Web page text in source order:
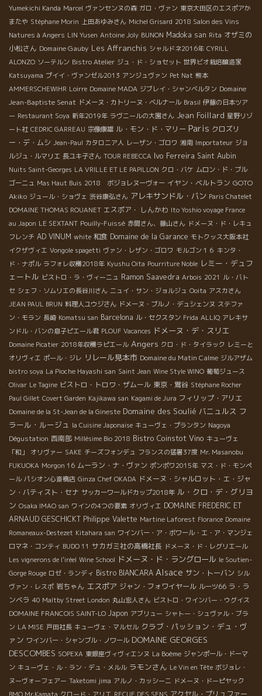
Yumekichi Kanda Marcel ヴァンセンヌの森 ガロ・ヴァン 東京大田区のエスポアか
またや Stéphane Morin 上田あゆみさん Michel Grisard 2018 Salon des Vins
Natures à Angers LIN Yusen Antoine Joly BUNON Madoka san Rita オザミの
小松さん Domaine Gauby Les Affranchis シャルドネ2016年 CYRILL
ALONZO ソーテルン Bistro Atelier ジュ・ド・ショセット 世界ビオ栽培醸造家
Katsuyama プイイ・ヴァンゼル2013 アンジュヴァン Pet Nat 熊本
AMMERSCHEWIHR Loirre Domaine MADA ジブレイ・シャンベルタン Domaine
Jean-Baptiste Senat ドメーヌ・カトリーヌ・ベルナール Brasil 伊藤の日本ツア
ー Restaurant Soya 新年2019年 ラヴニールの大園さん Jean Foillard 星野リゾ
ート社 CEDRIC GARREAU 宗像康雄 ル・モン・ド・マリー Paris クロズリ
ー・デ・ムシ Jean-Paul カタロニア人 レーザン・ゴロワ 湘南 Importateur ジョ
ルジュ・ルマリエ 長ユキ子さん TOUR REBECCA Ivo Ferreira Saint Aubin
Nuits Saint-Georges LA VRILLE ET LE PAPILLON クロ・バケ ムロン・ド・ブル
ゴーニュ Mas Haut Buis 2018 ボジョレヌーヴォー イヤン・ベルトラン GOTO
Akiko ジュール・ショヴェ 渋谷康弘さん アレキサンドル・バン Paris Chatelet
DOMAINE THOMAS ROUANET エスポア・ しんかわ Ito Yoshio voyage France
au Japon LE SEXTANT Pouilly-Fuissé 赤間さん、藤山さん ドメーヌ・ド・レキュ
フレンチ AD VINUM white 和食 Domaine de la Garance モトクッス大阪本社
イクザヴィエ Vongole spagetti ヴァン・レザン・ゴロワ モルゴン１６ キンタ・
ド・ナポル ラフォレ収穫2018年 Kyushu Oita Pourriture Noble レミー・デュフ
ェートル ビストロ・ラ・ヴィーニュ Ramon Saavedra Arbois 2021 ル・バト
セ シェフ・ソムリエの長谷川さん ニュイ・サン・ジョルジュ Ooita アスカさん
JEAN PAUL BRUN 料理人ユウジさん ドメーヌ・ブルノ・デュシェンヌ ステファ
ン・モラン 長崎 Komatsu san Barcelona ル・セクスタン Frida ALLIQ アレキサ
ンドル・バンの息子ピエール君 PLOUF Vacances ドメーヌ・デ・スリエ
Domaine Picatier 2018年収穫ラピエール Angers クロ・ド・タイラック レミーと
オリヴィエ ポール・ジレ リレール見本市 Domaine du Matin Calme ジルアザム
bistro soya La Pioche Hayashi san Saint Jean Wine Style WINO 葡萄ジュース
Olivar Le Tagine ビストロ・トロワ・ザムール 東京・鴬谷 Stéphane Rocher
Paul Gillet Covert Garden Kajikawa san Kagami de Jura フィリップ・アリエ
Domaine de la St-Jean de la Gineste Domaine des Soulié バニュルス フ
ラール・ルージュ la Cuisine Japonaise キューヴェ・プランタン Nagoya
Dégustation 西南部 Millésime Bio 2018 Bistro Coinstot Vino キューヴェ
「和」
オリヴァー SAKE チーズフォンデュ フランスの猛暑37度 Mr. Masanobu
FUKUOKA Morgon 16 ムーラン・ナ・ヴァン ポンポワ2015年 マス・ド・モンペ
ール パシオン心斎橋店 Ginza Chef OKADA ドメーヌ・シャルロット・エ・ジャ
ン・バティスト・セナ サッカーワールドカップ2018年 ル・クロ・デ・グリヨ
ン Osaka IMAO san ワインの4つの要素 オリヴィエ DOMAINE FREDERIC ET
ARNAUD GESCHICKT Philippe Valette Martine Laforest Florance Domaine
Romaneaux-Destezet Kitahara san ワインバー・ア・ボワール・エ・ア・マンジェ
ロマネ・コンティ BUDO 11 サカガミ社の高橋社長 ドメーヌ・ド・レグリエール
Les vignerons de l'iréel Wine School ドメーヌ・ド・ラングロール le Soutien-
Gorge Rouge ロゼ・ランディ Bistro BIANCARA Alsace サン・トーバン シル
ヴァン・レスポ 岩ちゃん エスポア ジャン・フォワイヤール ルーツ66 ラ・ラ
ンベラ 40 Maltby Street London 丸山宏人さん ビストロ・ワインバー・ウグイス
DOMAINE FRANCOIS SAINT-LO Japon アブリュー シャトー・シュヴァル・ブラ
ン LA MISE 戸田社長 キューヴェ・マルセル クラブ・パッション・デュ・ヴ
ァン ワインバー・シャンブル・ノワール DOMAINE GEORGES
DESCOMBES SOPEXA 東銀座ヴィヴィエンヌ La Boème ジャンポール・ドーマ
ン キューヴェ・ル・ラン・デュ・メルル ラモンさん Le Vin en Tête ボジョレ・
ヌーヴォーフェアー Taketomi jima アルノ・カッシーニ ドメーヌ・ドーピヤック
アクセル・プリュファー